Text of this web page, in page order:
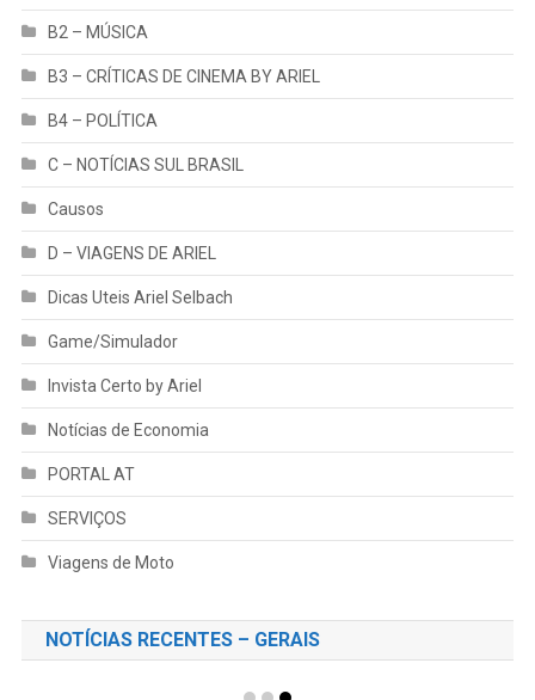
B2 – MÚSICA
B3 – CRÍTICAS DE CINEMA BY ARIEL
B4 – POLÍTICA
C – NOTÍCIAS SUL BRASIL
Causos
D – VIAGENS DE ARIEL
Dicas Uteis Ariel Selbach
Game/Simulador
Invista Certo by Ariel
Notícias de Economia
PORTAL AT
SERVIÇOS
Viagens de Moto
NOTÍCIAS RECENTES – GERAIS